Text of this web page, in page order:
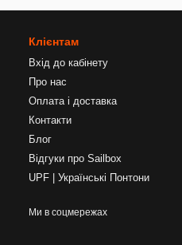
Клієнтам
Вхід до кабінету
Про нас
Оплата і доставка
Контакти
Блог
Відгуки про Sailbox
UPF | Українські Понтони
Ми в соцмережах